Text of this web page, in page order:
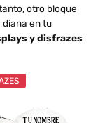
otro bloque
diana en tu
y disfrazes